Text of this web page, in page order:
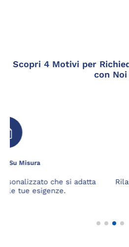
Scopri 4 Motivi per
con Noi
Rilassati e approfitta del nostro